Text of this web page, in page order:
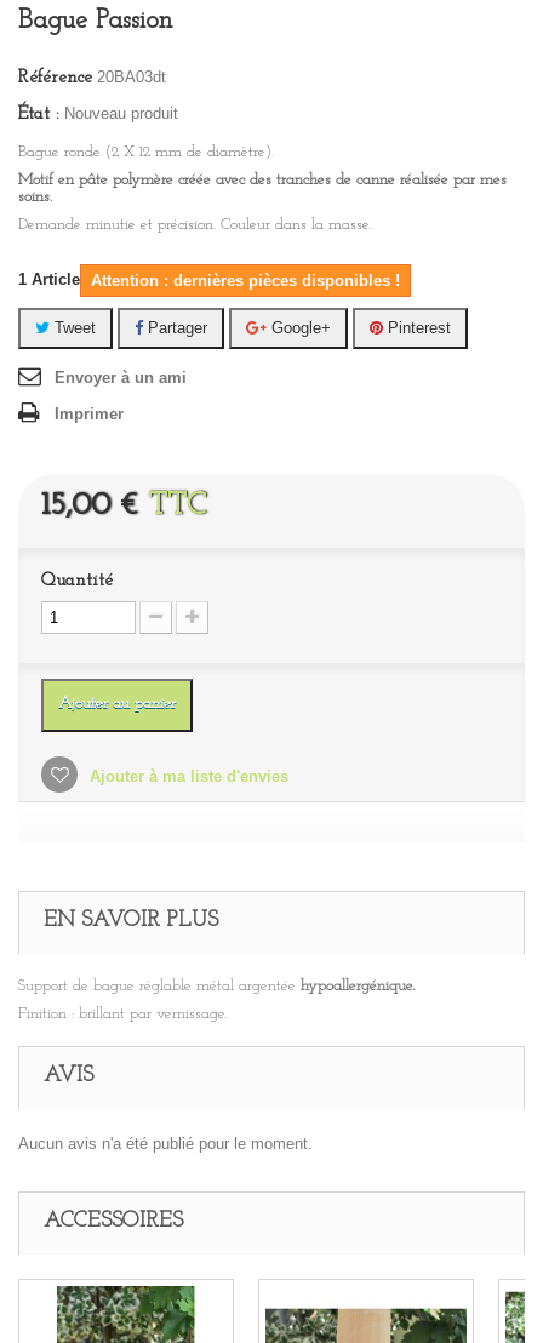
Bague Passion
Référence 20BA03dt
État : Nouveau produit
Bague ronde (2 X 12 mm de diamètre).
Motif en pâte polymère créée avec des tranches de canne réalisée par mes
soins.
Demande minutie et précision. Couleur dans la masse.
1 Article Attention : dernières pièces disponibles !
Tweet Partager Google+ Pinterest
Envoyer à un ami
Imprimer
15,00 €TTC
Quantité
Ajouter au panier
Ajouter à ma liste d'envies
EN SAVOIR PLUS
Support de bague réglable métal argentée hypoallergénique.
Finition : brillant par vernissage.
AVIS
Aucun avis n'a été publié pour le moment.
ACCESSOIRES